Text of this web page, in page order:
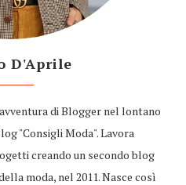
D'Aprile
di Blogger nel lontano
"Consigli Moda". Lavora
creando un secondo blog
moda, nel 2011. Nasce così